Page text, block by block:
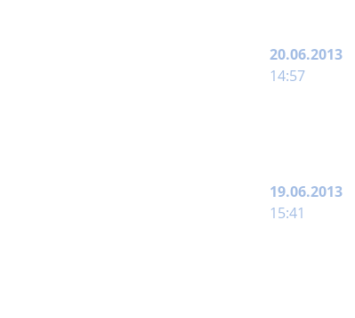
20.06.2013
14:57
19.06.2013
15:41